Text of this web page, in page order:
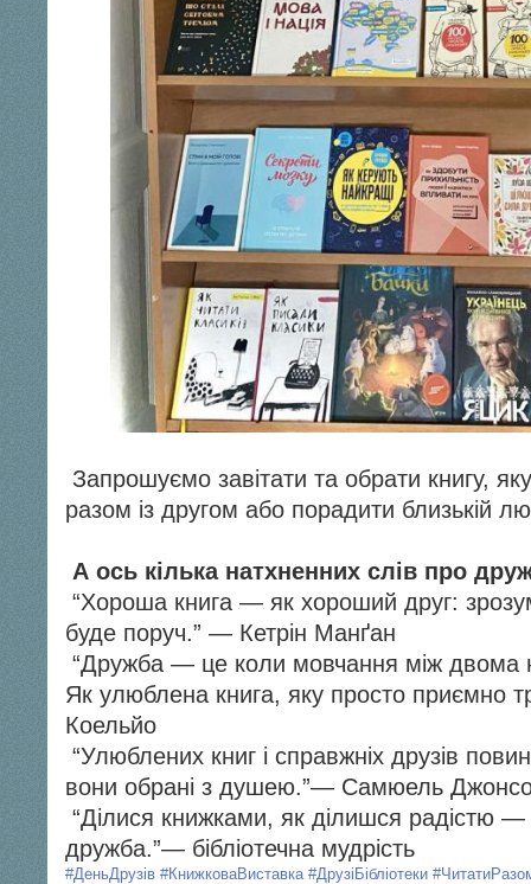
Запрошуємо завітати та обрати книгу,
разом із другом або порадити близькій
А ось кілька натхненних слів про
“Хороша книга — як хороший друг:
буде поруч.” — Кетрін Манґан
“Дружба — це коли мовчання між двома
Як улюблена книга, яку просто приємно
Коельйо
“Улюблених книг і справжніх друзів
вони обрані з душею.”— Самюель
“Ділися книжками, як ділишся радістю —
дружба.”— бібліотечна мудрість
#ДеньДрузів #КнижковаВиставка #ДрузіБібліотеки